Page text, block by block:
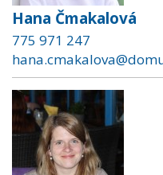
Hana Čmakalová
775 971 247